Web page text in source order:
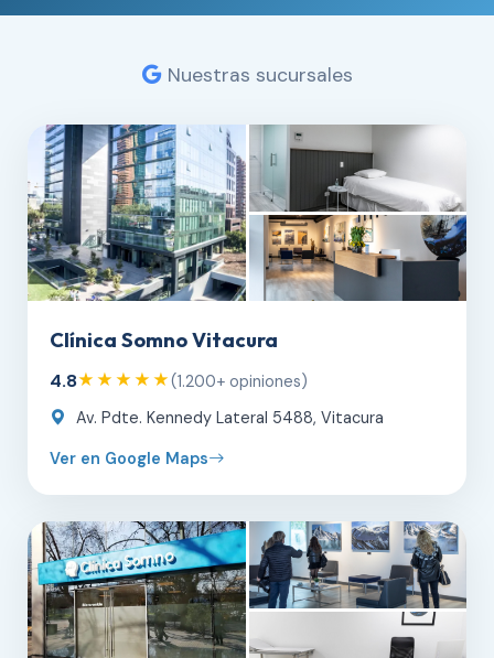
Nuestras sucursales
Clínica Somno Vitacura
4.8★★★★★(1.200+ opiniones)
Av. Pdte. Kennedy Lateral 5488, Vitacura
Ver en Google Maps